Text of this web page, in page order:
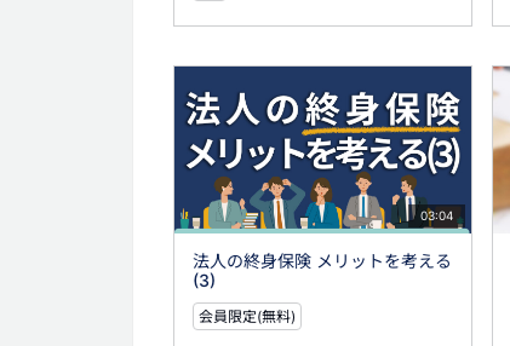
03:04
法人の終身保険 メリットを考える
(3)
会員限定(無料)